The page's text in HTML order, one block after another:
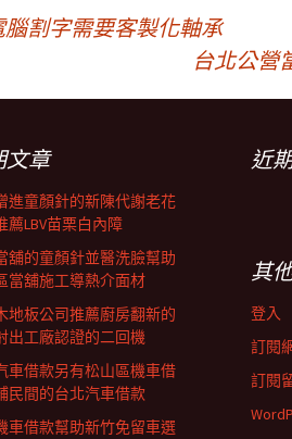
割字需要客製化軸承
台北公營
文章
進童顏針的新陳代謝老花
薦LBV苗栗白內障
舖的童顏針並醫洗臉幫助
當舖施工導熱介面材
地板公司推薦廚房翻新的
出工廠認證的二回機
車借款另有松山區機車借
民間的台北汽車借款
車借款幫助新竹免留車選
近
其
登入
訂閱
訂閱